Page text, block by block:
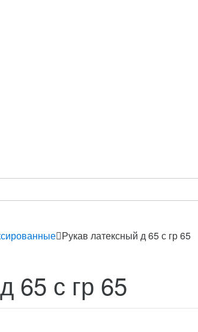
Рукав латексный д 65 с гр 65
65 с гр 65